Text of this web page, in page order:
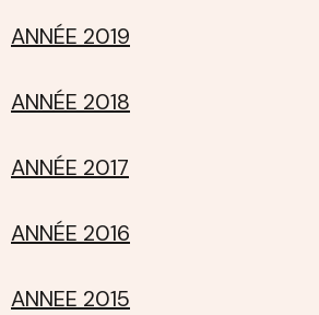
ANNÉE 2019
ANNÉE 2018
ANNÉE 2017
ANNÉE 2016
ANNEE 2015